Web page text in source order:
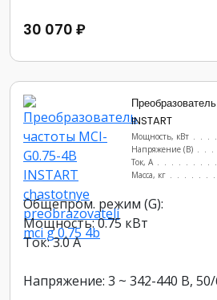
30 070 ₽
INSTART
Мощность, кВт
Напряжение (В)
Ток, А
Масса, кг
Общепром. режим (G):
Мощность: 0.75 кВт
Ток: 3.0 А
Напряжение: 3 ~ 342-440 В,